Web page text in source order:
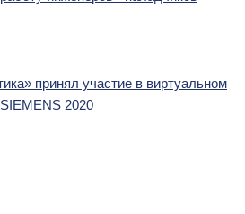
принял участие в виртуальном
2020